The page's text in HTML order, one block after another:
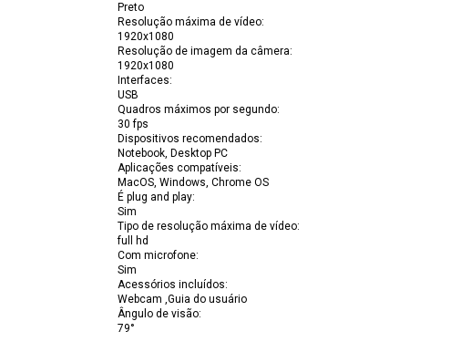
Preto
Resolução máxima de vídeo:
1920x1080
Resolução de imagem da câmera:
1920x1080
Interfaces:
USB
Quadros máximos por segundo:
30 fps
Dispositivos recomendados:
Notebook, Desktop PC
Aplicações compatíveis:
MacOS, Windows, Chrome OS
É plug and play:
Sim
Tipo de resolução máxima de vídeo:
full hd
Com microfone:
Sim
Acessórios incluídos:
Webcam ,Guia do usuário
Ângulo de visão:
79°